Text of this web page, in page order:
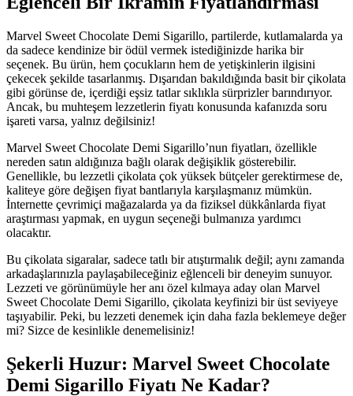
Marvel Sweet Chocolate Demi Sigarillo, partilerde, kutlamalarda ya
da sadece kendinize bir ödül vermek istediğinizde harika bir
seçenek. Bu ürün, hem çocukların hem de yetişkinlerin ilgisini
çekecek şekilde tasarlanmış. Dışarıdan bakıldığında basit bir çikolata
gibi görünse de, içerdiği eşsiz tatlar sıklıkla sürprizler barındırıyor.
Ancak, bu muhteşem lezzetlerin fiyatı konusunda kafanızda soru
işareti varsa, yalnız değilsiniz!
Marvel Sweet Chocolate Demi Sigarillo’nun fiyatları, özellikle
nereden satın aldığınıza bağlı olarak değişiklik gösterebilir.
Genellikle, bu lezzetli çikolata çok yüksek bütçeler gerektirmese de,
kaliteye göre değişen fiyat bantlarıyla karşılaşmanız mümkün.
İnternette çevrimiçi mağazalarda ya da fiziksel dükkânlarda fiyat
araştırması yapmak, en uygun seçeneği bulmanıza yardımcı
olacaktır.
Bu çikolata sigaralar, sadece tatlı bir atıştırmalık değil; aynı zamanda
arkadaşlarınızla paylaşabileceğiniz eğlenceli bir deneyim sunuyor.
Lezzeti ve görünümüyle her anı özel kılmaya aday olan Marvel
Sweet Chocolate Demi Sigarillo, çikolata keyfinizi bir üst seviyeye
taşıyabilir. Peki, bu lezzeti denemek için daha fazla beklemeye değer
mi? Sizce de kesinlikle denemelisiniz!
Şekerli Huzur: Marvel Sweet Chocolate
Demi Sigarillo Fiyatı Ne Kadar?